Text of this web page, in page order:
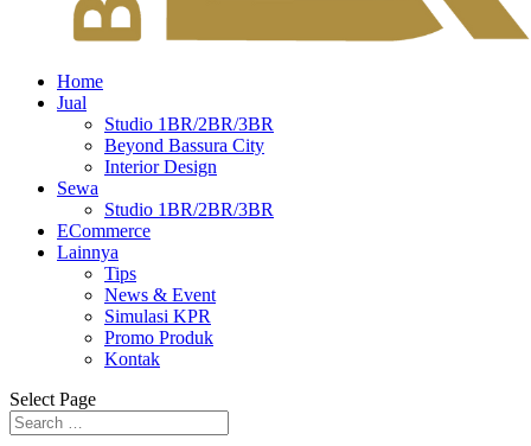
Home
Jual
Studio 1BR/2BR/3BR
Beyond Bassura City
Interior Design
Sewa
Studio 1BR/2BR/3BR
ECommerce
Lainnya
Tips
News & Event
Simulasi KPR
Promo Produk
Kontak
Select Page